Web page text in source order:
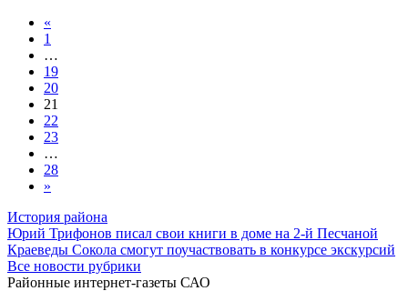
«
1
…
19
20
21
22
23
…
28
»
История района
Юрий Трифонов писал свои книги в доме на 2-й Песчаной
Краеведы Сокола смогут поучаствовать в конкурсе экскурсий
Все новости рубрики
Районные интернет-газеты САО